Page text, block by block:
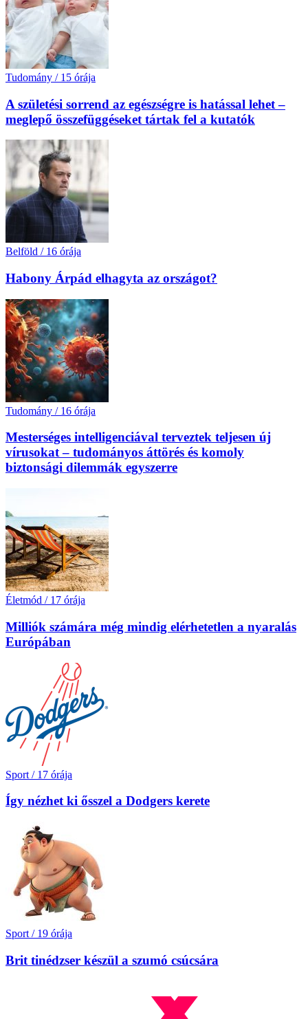
Tudomány / 15 órája
A születési sorrend az egészségre is hatással lehet –
meglepő összefüggéseket tártak fel a kutatók
Belföld / 16 órája
Habony Árpád elhagyta az országot?
Tudomány / 16 órája
Mesterséges intelligenciával terveztek teljesen új
vírusokat – tudományos áttörés és komoly
biztonsági dilemmák egyszerre
Életmód / 17 órája
Milliók számára még mindig elérhetetlen a nyaralás
Európában
Sport / 17 órája
Így nézhet ki ősszel a Dodgers kerete
Sport / 19 órája
Brit tinédzser készül a szumó csúcsára